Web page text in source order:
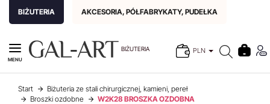
BIŻUTERIA AKCESORIA, PÓŁFABRYKATY, PUDEŁKA
BIŻUTERIA PLN
MENU
Start
Biżuteria ze stali chirurgicznej, kamieni, pereł
Broszki ozdobne
W2K28 BROSZKA OZDOBNA